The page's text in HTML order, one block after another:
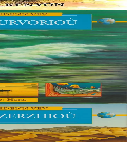
planète est recouverte d'eau. Ce
formés les océans et décrit la vie que